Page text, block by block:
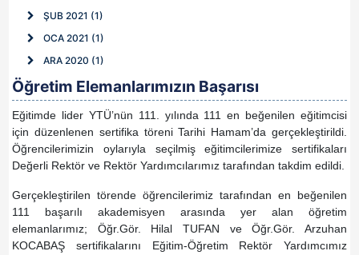
ŞUB 2021 (1)
OCA 2021 (1)
ARA 2020 (1)
Öğretim Elemanlarımızın Başarısı
Eğitimde lider YTÜ’nün 111. yılında 111 en beğenilen eğitimcisi
için düzenlenen sertifika töreni Tarihi Hamam’da gerçekleştirildi.
Öğrencilerimizin oylarıyla seçilmiş eğitimcilerimize sertifikaları
Değerli Rektör ve Rektör Yardımcılarımız tarafından takdim edildi.
Gerçekleştirilen törende öğrencilerimiz tarafından en beğenilen
111 başarılı akademisyen arasında yer alan öğretim
elemanlarımız; Öğr.Gör. Hilal TUFAN ve Öğr.Gör. Arzuhan
KOCABAŞ sertifikalarını Eğitim-Öğretim Rektör Yardımcımız